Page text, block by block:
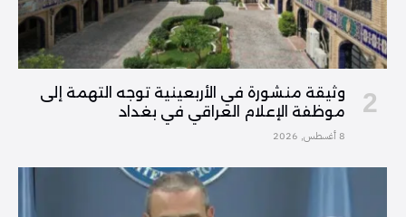
وثيقة منشورة في الأربعينية توجه التهمة إلى
موظفة الإعلام العراقي في بغداد
8 أغسطس, 2026